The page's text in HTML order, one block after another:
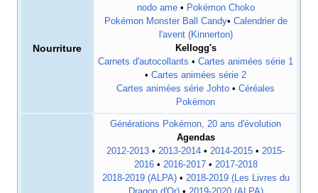
Nourriture
nodo ame• Pokémon Choko
Pokémon Monster Ball Candy• Calendrier de
l'avent (Kinnerton)
Kellogg's
Carnets d'autocollants • Cartes animées série 1
• Cartes animées série 2
Cartes animées série Johto • Céréales
Pokémon
Générations Pokémon, 20 ans d'évolution
Agendas
2012-2013 • 2013-2014 • 2014-2015 • 2015-
2016• 2016-2017• 2017-2018
2018-2019 (ALPA)• 2018-2019 (Les Livres du